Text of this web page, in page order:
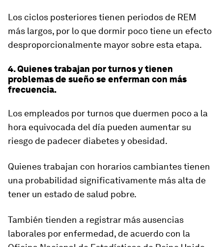
Los ciclos posteriores tienen periodos de REM
más largos, por lo que dormir poco tiene un efecto
desproporcionalmente mayor sobre esta etapa.
4. Quienes trabajan por turnos y tienen
problemas de sueño se enferman con más
frecuencia.
Los empleados por turnos que duermen poco a la
hora equivocada del día pueden aumentar su
riesgo de padecer diabetes y obesidad.
Quienes trabajan con horarios cambiantes tienen
una probabilidad significativamente más alta de
tener un estado de salud pobre.
También tienden a registrar más ausencias
laborales por enfermedad, de acuerdo con la